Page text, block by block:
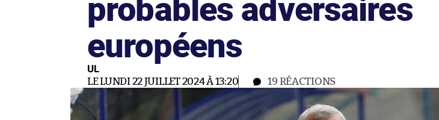
européens
UL
LE LUNDI 22 JUILLET 2024 À 13:20 19 RÉACTIONS